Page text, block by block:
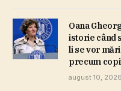
Oana
istorie când
li se vor
precum
august 10, 2026